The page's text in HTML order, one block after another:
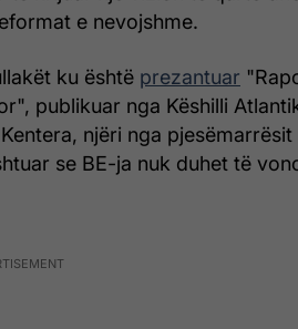
e nevojshme.
ku është prezantuar
publikuar nga Këshilli
njëri nga pjesëmarrësit
se BE-ja nuk duhet të